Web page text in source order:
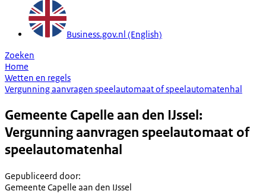
Business.gov.nl (English)
Zoeken
Home
Wetten en regels
Vergunning aanvragen speelautomaat of speelautomatenhal
Gemeente Capelle aan den IJssel:
Vergunning aanvragen speelautomaat of
speelautomatenhal
Gepubliceerd door:
Gemeente Capelle aan den IJssel